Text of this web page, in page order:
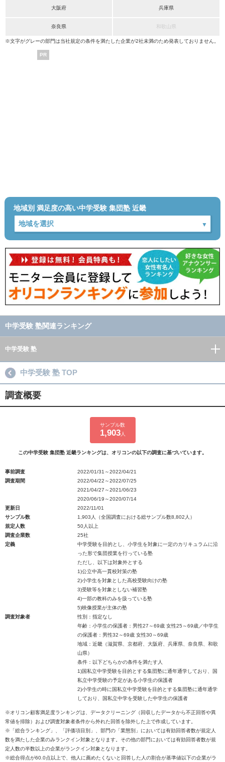
大阪府 兵庫県
奈良県 和歌山県
※文字がグレーの部門は当社規定の条件を満たした企業が2社未満のため発表しておりません。
PR
地域別 満足度の高い中学受験 集団塾 近畿
中学受験 塾関連ランキング
中学受験 塾
中学受験 塾 TOP
調査概要
サンプル数
1,903人
この中学受験 集団塾 近畿ランキングは、オリコンの以下の調査に基づいています。
事前調査
2022/01/31～2022/04/21
調査期間
2022/04/22～2022/07/25
2021/04/27～2021/06/23
2020/06/19～2020/07/14
更新日
2022/11/01
サンプル数
1,903人（全国調査における総サンプル数8,802人）
規定人数
50人以上
調査企業数
25社
定義
中学受験を目的とし、小学生を対象に一定のカリキュラムに沿
った形で集団授業を行っている塾
ただし、以下は対象外とする
1)公立中高一貫校対策の塾
2)小学生を対象とした高校受験向けの塾
3)受験等を対象としない補習塾
4)一部の教科のみを扱っている塾
5)映像授業が主体の塾
調査対象者
性別：指定なし
年齢：小学生の保護者：男性27～69歳 女性25～69歳／中学生
の保護者：男性32～69歳 女性30～69歳
地域：近畿（滋賀県、京都府、大阪府、兵庫県、奈良県、和歌
山県）
条件：以下どちらかの条件を満たす人
1)国私立中学受験を目的とする集団塾に通年通学しており、国
私立中学受験の予定がある小学生の保護者
2)小学生の時に国私立中学受験を目的とする集団塾に通年通学
しており、国私立中学を受験した中学生の保護者
※オリコン顧客満足度ランキングは、データクリーニング（回収したデータから不正回答や異
常値を排除）および調査対象者条件から外れた回答を除外した上で作成しています。
※「総合ランキング」、「評価項目別」、部門の「業態別」においては有効回答者数が規定人
数を満たした企業のみランクイン対象となります。その他の部門においては有効回答者数が規
定人数の半数以上の企業がランクイン対象となります。
※総合得点が60.0点以上で、他人に薦めたくないと回答した人の割合が基準値以下の企業がラ